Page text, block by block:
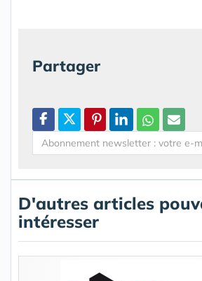
Partager
D'autres articles
intéresser